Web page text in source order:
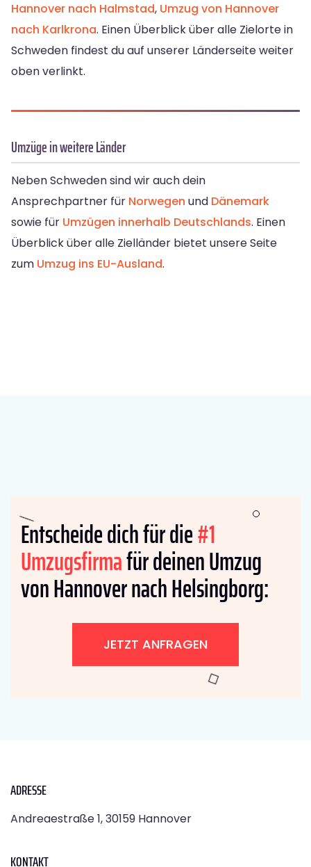
Hannover nach Halmstad, Umzug von Hannover
nach Karlkrona. Einen Überblick über alle Zielorte in
Schweden findest du auf unserer Länderseite weiter
oben verlinkt.
Umzüge in weitere Länder
Neben Schweden sind wir auch dein
Ansprechpartner für Norwegen und Dänemark
sowie für Umzügen innerhalb Deutschlands. Einen
Überblick über alle Zielländer bietet unsere Seite
zum Umzug ins EU-Ausland.
Entscheide dich für die#1
Umzugsfirmafür deinen Umzug
von Hannover nach Helsingborg:
JETZT ANFRAGEN
ADRESSE
Andreaestraße 1, 30159 Hannover
KONTAKT